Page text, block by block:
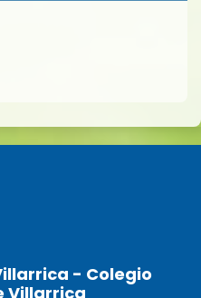
- Colegio
Villarrica